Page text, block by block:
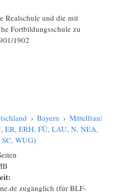
Realschule und die mit
Fortbildungsschule zu
1902
› Bayern › Mittelfranken
ER, ERH, FÜ, LAU, N, NEA,
WUG)
zugänglich (für BLF-